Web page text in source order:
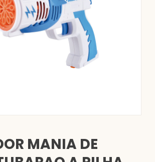
MANIA DE